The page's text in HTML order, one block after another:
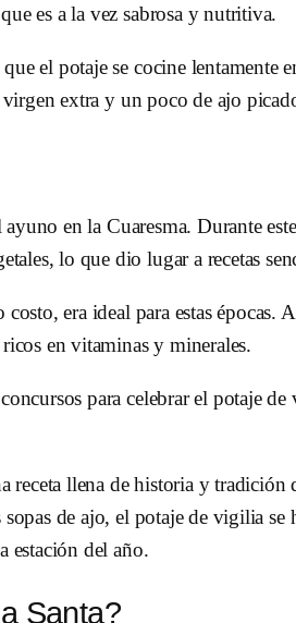
es a la vez sabrosa y nutritiva.
el potaje se cocine
extra y un poco de ajo
en la Cuaresma. Durante
lo que dio lugar a recetas
era ideal para estas
en vitaminas y minerales.
para celebrar el potaje
llena de historia y tradición
de ajo, el potaje de vigilia
estación del año.
Santa?